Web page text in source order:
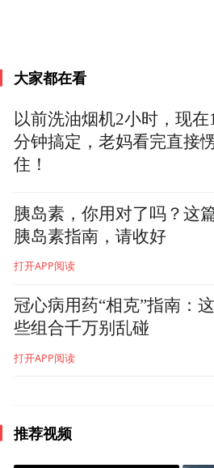
风险，才能为患者提供更
疑难病症，不断提升诊
量，为您健康保驾护航。
大家都在看
以前洗油烟机2小时，现在
分钟搞定，老妈看完直接
住！
胰岛素，你用对了吗？这
胰岛素指南，请收好
打开APP阅读
冠心病用药“相克”指南：这
些组合千万别乱碰
打开APP阅读
推荐视频